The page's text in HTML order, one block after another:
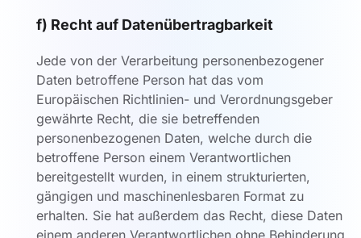
f) Recht auf Datenübertragbarkeit
Jede von der Verarbeitung personenbezogener
Daten betroffene Person hat das vom
Europäischen Richtlinien- und Verordnungsgeber
gewährte Recht, die sie betreffenden
personenbezogenen Daten, welche durch die
betroffene Person einem Verantwortlichen
bereitgestellt wurden, in einem strukturierten,
gängigen und maschinenlesbaren Format zu
erhalten. Sie hat außerdem das Recht, diese Daten
einem anderen Verantwortlichen ohne Behinderung